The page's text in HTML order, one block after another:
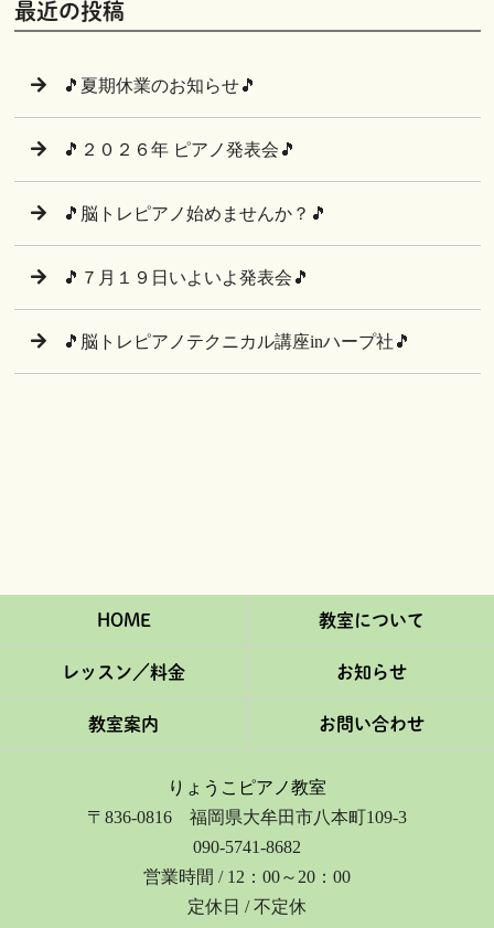
最近の投稿
🎵夏期休業のお知らせ🎵
🎵２０２６年 ピアノ発表会🎵
🎵脳トレピアノ始めませんか？🎵
🎵７月１９日いよいよ発表会🎵
🎵脳トレピアノテクニカル講座inハープ社🎵
HOME 教室について
レッスン／料金 お知らせ
教室案内 お問い合わせ
りょうこピアノ教室
〒836-0816 福岡県大牟田市八本町109-3
090-5741-8682
営業時間 / 12：00～20：00
定休日 / 不定休